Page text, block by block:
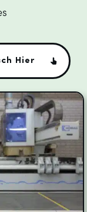
Hier